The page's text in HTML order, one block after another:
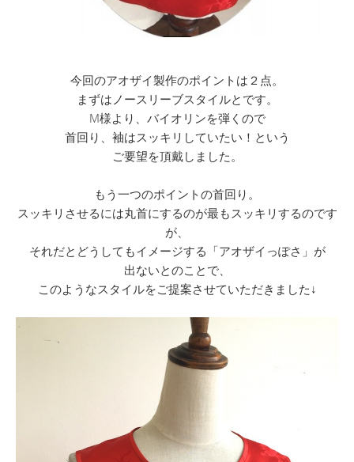
今回のアオザイ製作のポイントは２点。
まずはノースリーブスタイルとです。
M様より、バイオリンを弾くので
首回り、袖はスッキリしていたい！という
ご要望を頂戴しました。
もう一つのポイントの首回り。
スッキリさせるには丸首にするのが最もスッキリするのです
が、
それだとどうしてもイメージする「アオザイっぽさ」が
出ないとのことで、
このようなスタイルをご提案させていただきました↓